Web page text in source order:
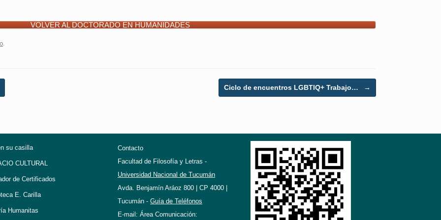
VOLVER AL DOCTORADO EN HUMANIDADES
.
Ciclo de encuentros LGBTIQ+ Trabajo… →
su casilla
CULTURAL
de Certificados
E. Carilla
Humanitas
Contacto
Facultad de Filosofía y Letras -
Universidad Nacional de Tucumán
Avda. Benjamín Aráoz 800 | CP 4000 |
Tucumán - Guía de Teléfonos
E-mail: Área Comunicación: